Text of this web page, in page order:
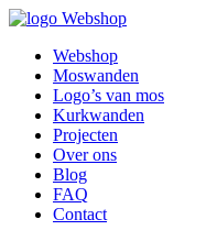
Webshop
Webshop
Moswanden
Logo’s van mos
Kurkwanden
Projecten
Over ons
Blog
FAQ
Contact